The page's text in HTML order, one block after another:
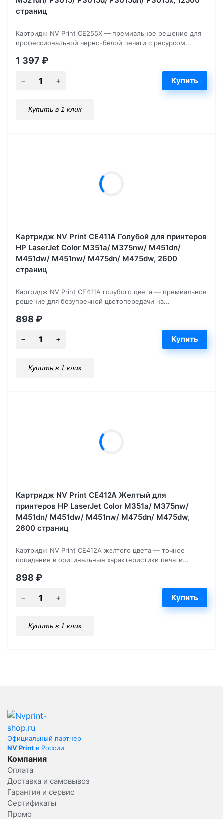
страниц
Картридж NV Print CE255X — премиальное решение для
профессиональной черно-белой печати с ресурсом...
1 397 ₽
Купить в 1 клик
Картридж NV Print CE411A Голубой для принтеров
HP LaserJet Color M351a/ M375nw/ M451dn/
M451dw/ M451nw/ M475dn/ M475dw, 2600
страниц
Картридж NV Print CE411A голубого цвета — премиальное
решение для безупречной цветопередачи на...
898 ₽
Купить в 1 клик
Картридж NV Print CE412A Желтый для
принтеров HP LaserJet Color M351a/ M375nw/
M451dn/ M451dw/ M451nw/ M475dn/ M475dw,
2600 страниц
Картридж NV Print CE412A желтого цвета — точное
попадание в оригинальные характеристики печати...
898 ₽
Купить в 1 клик
Официальный партнер
NV Print в России
Компания
Оплата
Доставка и самовывоз
Гарантия и сервис
Сертификаты
Промо